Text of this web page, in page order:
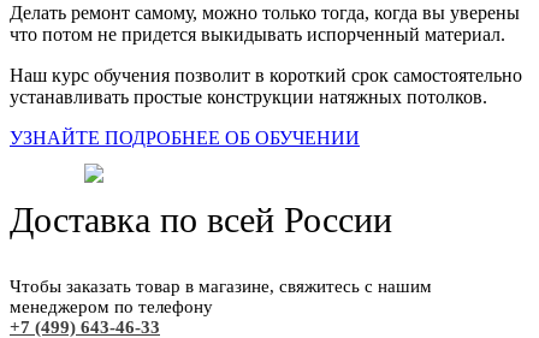
Делать ремонт самому, можно только тогда, когда вы уверены
что потом не придется выкидывать испорченный материал.
Наш курс обучения позволит в короткий срок самостоятельно
устанавливать простые конструкции натяжных потолков.
УЗНАЙТЕ ПОДРОБНЕЕ ОБ ОБУЧЕНИИ
Доставка по всей России
Чтобы заказать товар в магазине, свяжитесь с нашим
менеджером по телефону
+7 (499) 643-46-33